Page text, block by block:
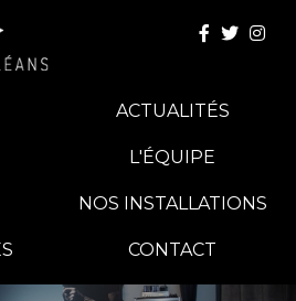
ACTUALITÉS
L'ÉQUIPE
NOS INSTALLATIONS
CONTACT